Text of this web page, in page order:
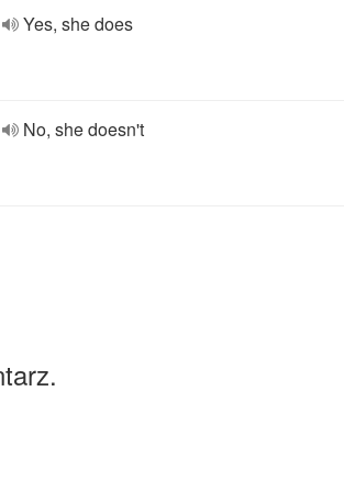
Yes, she does
No, she doesn't